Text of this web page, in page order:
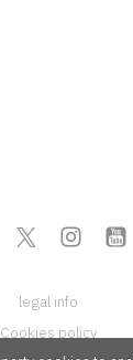
legal info
Cookies policy